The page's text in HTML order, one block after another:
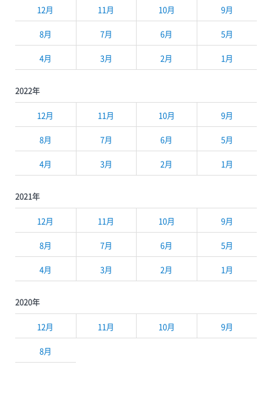
12月 11月 10月 9月
8月 7月 6月 5月
4月 3月 2月 1月
2022年
12月 11月 10月 9月
8月 7月 6月 5月
4月 3月 2月 1月
2021年
12月 11月 10月 9月
8月 7月 6月 5月
4月 3月 2月 1月
2020年
12月 11月 10月 9月
8月